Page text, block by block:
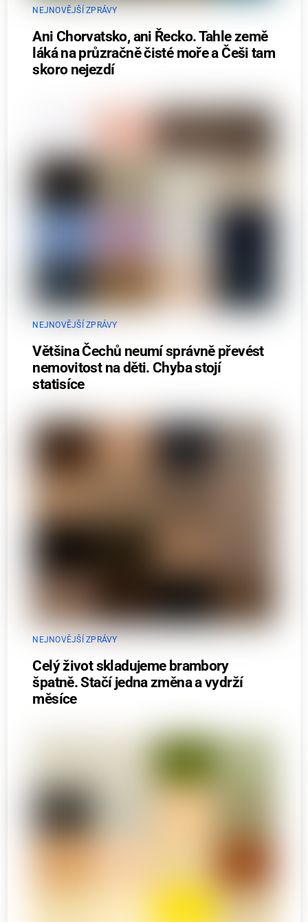
NEJNOVĚJŠÍ ZPRÁVY
Ani Chorvatsko, ani Řecko. Tahle země
láká na průzračně čisté moře a Češi tam
skoro nejezdí
NEJNOVĚJŠÍ ZPRÁVY
Většina Čechů neumí správně převést
nemovitost na děti. Chyba stojí
statisíce
NEJNOVĚJŠÍ ZPRÁVY
Celý život skladujeme brambory
špatně. Stačí jedna změna a vydrží
měsíce